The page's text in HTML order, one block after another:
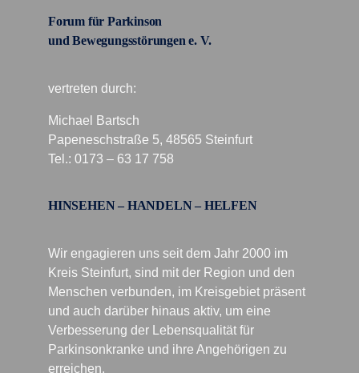
Forum für Parkinson
und Bewegungsstörungen e. V.
vertreten durch:
Michael Bartsch
Papeneschstraße 5, 48565 Steinfurt
Tel.: 0173 – 63 17 758
HINSEHEN – HANDELN – HELFEN
Wir engagieren uns seit dem Jahr 2000 im
Kreis Steinfurt, sind mit der Region und den
Menschen verbunden, im Kreisgebiet präsent
und auch darüber hinaus aktiv, um eine
Verbesserung der Lebensqualität für
Parkinsonkranke und ihre Angehörigen zu
erreichen.